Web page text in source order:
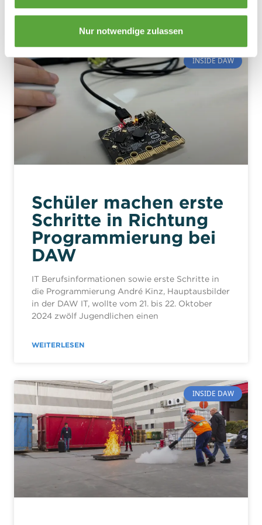
Nur notwendige zulassen
Inside DAW.
INSIDE DAW
Schüler machen erste
Schritte in Richtung
Programmierung bei
DAW
IT Berufsinformationen sowie erste Schritte in
die Programmierung André Kinz, Hauptausbilder
in der DAW IT, wollte vom 21. bis 22. Oktober
2024 zwölf Jugendlichen einen
WEITERLESEN
INSIDE DAW